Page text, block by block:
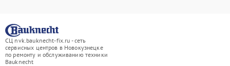
СЦ nvk.bauknecht-fix.ru - сеть
сервисных центров в Новокузнецке
по ремонту и обслуживанию техники
Bauknecht